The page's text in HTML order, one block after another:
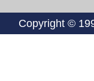
Copyright ©